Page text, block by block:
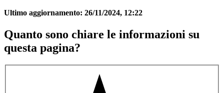
Ultimo aggiornamento: 26/11/2024, 12:22
Quanto sono chiare le informazioni su
questa pagina?